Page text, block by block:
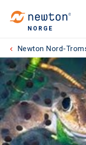
NORGE
Newton Nord-